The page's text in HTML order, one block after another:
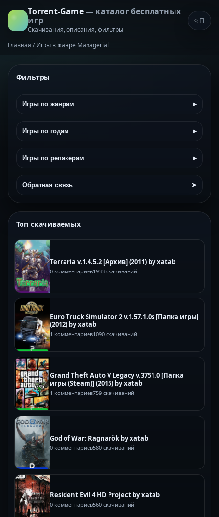
Torrent-Game— каталог бесплатных
игр
Скачивания, описания, фильтры
Главная / Игры в жанре Managerial
Фильтры
Игры по жанрам ▸
Игры по годам ▸
Игры по репакерам ▸
Обратная связь ➤
Топ скачиваемых
Terraria v.1.4.5.2 [Архив] (2011) by xatab
0 комментариев1933 скачиваний
Euro Truck Simulator 2 v.1.57.1.0s [Папка игры]
(2012) by xatab
1 комментариев1090 скачиваний
Grand Theft Auto V Legacy v.3751.0 [Папка
игры (Steam)] (2015) by xatab
1 комментариев759 скачиваний
God of War: Ragnarök by xatab
0 комментариев580 скачиваний
Resident Evil 4 HD Project by xatab
0 комментариев560 скачиваний